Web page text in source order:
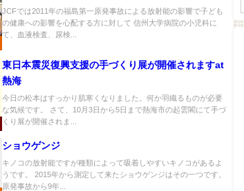
JCFでは2011年の福島第一原発事故による放射能の影響で子ども
の健康への影響を心配する方に対して 信州大学病院の小児科に
て、血液検査、尿検...
東日本震災復興支援の手づくり展が開催されますat
熱海
今日の松本はすっかり肌寒くなりました。何か羽織るものが必要
な気候です。 さて、10月3日から5日まで熱海市の起雲閣にて手づ
くり展が開催されま...
ショウゲンジ
キノコの放射能ですが種類によって吸着しやすいキノコがあるよ
うです。 2015年から測定して来たショウゲンジはその一つです。
原発事故から9年...